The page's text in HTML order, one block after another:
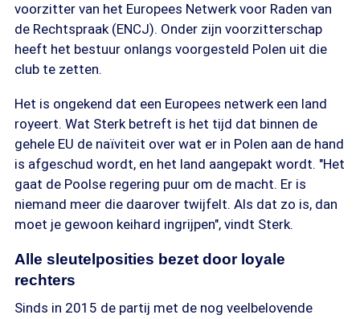
voorzitter van het Europees Netwerk voor Raden van
de Rechtspraak (ENCJ). Onder zijn voorzitterschap
heeft het bestuur onlangs voorgesteld Polen uit die
club te zetten.
Het is ongekend dat een Europees netwerk een land
royeert. Wat Sterk betreft is het tijd dat binnen de
gehele EU de naïviteit over wat er in Polen aan de hand
is afgeschud wordt, en het land aangepakt wordt. "Het
gaat de Poolse regering puur om de macht. Er is
niemand meer die daarover twijfelt. Als dat zo is, dan
moet je gewoon keihard ingrijpen", vindt Sterk.
Alle sleutelposities bezet door loyale
rechters
Sinds in 2015 de partij met de nog veelbelovende